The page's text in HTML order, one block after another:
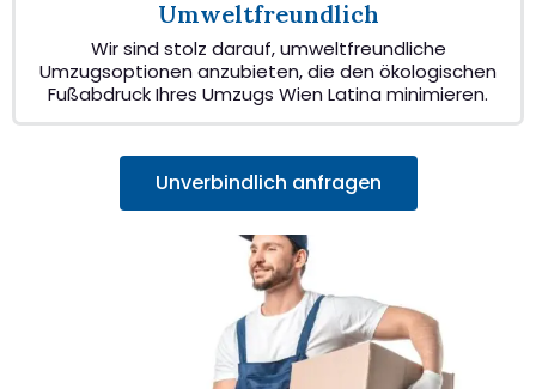
Umweltfreundlich
Wir sind stolz darauf, umweltfreundliche
Umzugsoptionen anzubieten, die den ökologischen
Fußabdruck Ihres Umzugs Wien Latina minimieren.
Unverbindlich anfragen